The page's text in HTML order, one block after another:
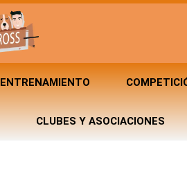
ENTRENAMIENTO
CLUBES Y ASOCIACIONES